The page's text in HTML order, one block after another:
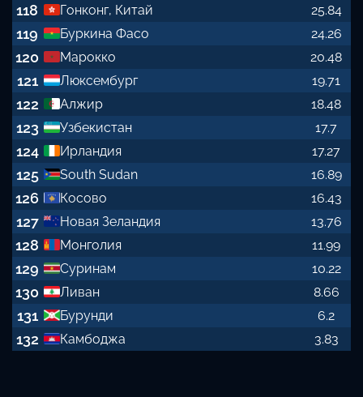
118 Гонконг, Китай 25.84
119 Буркина Фасо 24.26
120 Марокко 20.48
121 Люксембург 19.71
122 Алжир 18.48
123 Узбекистан 17.7
124 Ирландия 17.27
125 South Sudan 16.89
126 Косово 16.43
127 Новая Зеландия 13.76
128 Монголия 11.99
129 Суринам 10.22
130 Ливан 8.66
131 Бурунди 6.2
132 Камбоджа 3.83